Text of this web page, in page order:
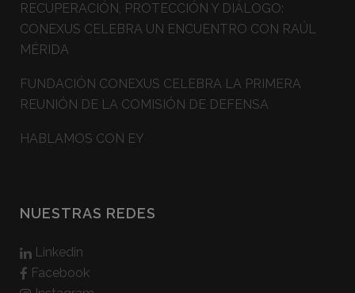
RECUPERACIÓN, PROTECCIÓN Y DIÁLOGO:
CONEXUS CELEBRA UN ENCUENTRO CON RAÚL
MÉRIDA
FUNDACIÓN CONEXUS CELEBRA LA PRIMERA
REUNIÓN DE LA COMISIÓN DE DEFENSA
HABLAMOS CON EY
NUESTRAS REDES
Linkedin
Facebook